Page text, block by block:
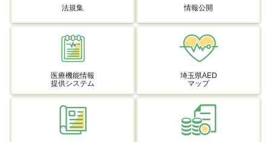
法規集 情報公開
医療機能情報
提供システム
埼玉県AED
マップ